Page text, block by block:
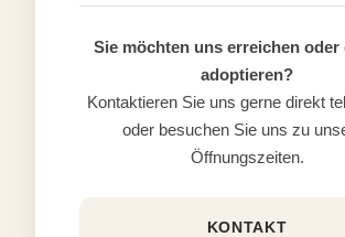
Sie möchten uns erreichen oder
adoptieren?
Kontaktieren Sie uns gerne direkt
oder besuchen Sie uns zu
Öffnungszeiten.
KONTAKT